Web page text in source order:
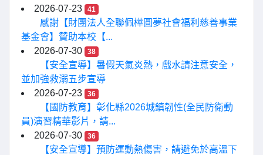
2026-07-23
41
感謝【財團法人全聯佩樺圓夢社會福利慈善事業
基金會】贊助本校【...
2026-07-30
38
【安全宣導】暑假天氣炎熱，戲水請注意安全，
並加強救溺五步宣導
2026-07-23
36
【國防教育】彰化縣2026城鎮韌性(全民防衛動
員)演習精華影片，請...
2026-07-30
36
【安全宣導】預防運動熱傷害，請避免於高溫下